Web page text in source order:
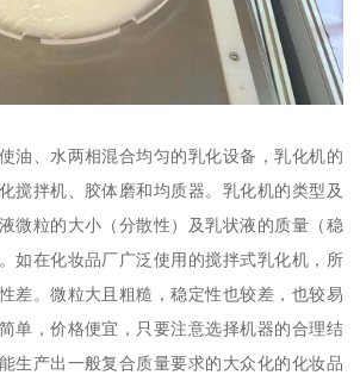
油、水两相混合均匀的乳化设备，乳化机的
搅拌机、胶体磨和均质器。乳化机的类型及
微粒的大小（分散性）及乳状液的质量（稳
如在化妆品厂广泛使用的搅拌式乳化机，所
差。微粒大且粗糙，稳定性也较差，也较易
单，价格便宜，只要注意选择机器的合理结
生产出一般复合质量要求的大众化的化妆品